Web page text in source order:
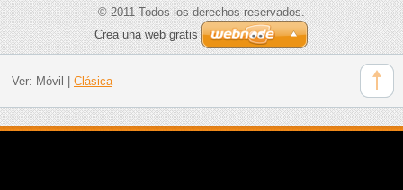
© 2011 Todos los derechos reservados.
Crea una web gratis
Ver: Móvil Clásica